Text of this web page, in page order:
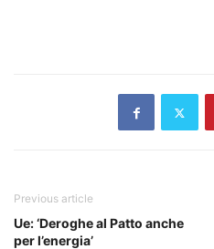
Previous article
Ue: ‘Deroghe al Patto anche
per l’energia’